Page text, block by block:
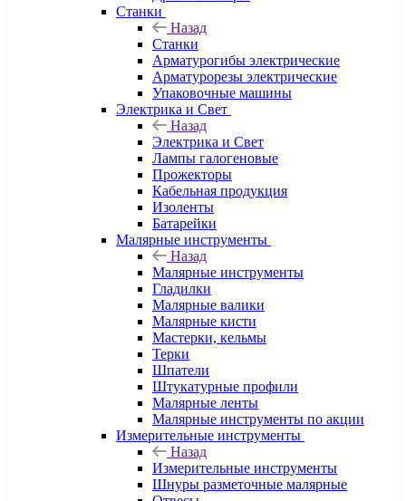
Станки
Назад
Станки
Арматурогибы электрические
Арматурорезы электрические
Упаковочные машины
Электрика и Свет
Назад
Электрика и Свет
Лампы галогеновые
Прожекторы
Кабельная продукция
Изоленты
Батарейки
Малярные инструменты
Назад
Малярные инструменты
Гладилки
Малярные валики
Малярные кисти
Мастерки, кельмы
Терки
Шпатели
Штукатурные профили
Малярные ленты
Малярные инструменты по акции
Измерительные инструменты
Назад
Измерительные инструменты
Шнуры разметочные малярные